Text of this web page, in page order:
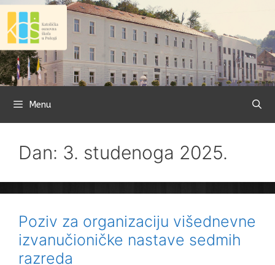
Preskoči
sadržaj
Menu
Dan: 3. studenoga 2025.
Poziv za organizaciju višednevne
izvanučioničke nastave sedmih
razreda